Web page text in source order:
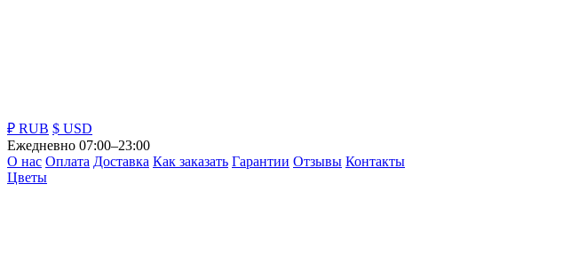
₽ RUB $ USD
Ежедневно 07:00–23:00
О нас Оплата Доставка Как заказать Гарантии Отзывы Контакты
Цветы